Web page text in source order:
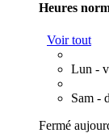
Heures
Voir tout
Lun -
Sam -
Fermé